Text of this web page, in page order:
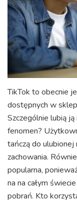
TikTok to obecnie
dostępnych w
Szczególnie lubią
fenomen?
tańczą do ulubionej
zachowania.
popularna,
na na całym
pobrań. Kto